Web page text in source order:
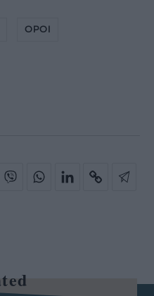
ΟΡΟΙ